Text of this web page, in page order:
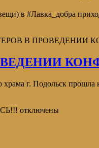
в #Лавка_добра
В ПРОВЕДЕНИИ
г. Подольск
отключены